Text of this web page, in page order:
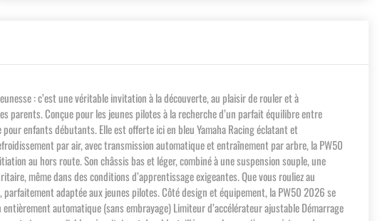
: c’est une véritable invitation à la découverte, au plaisir de rouler et à
Conçue pour les jeunes pilotes à la recherche d’un parfait équilibre entre
enfants débutants. Elle est offerte ici en bleu Yamaha Racing éclatant et
par air, avec transmission automatique et entraînement par arbre, la PW50
au hors route. Son châssis bas et léger, combiné à une suspension souple, une
même dans des conditions d’apprentissage exigeantes. Que vous rouliez au
adaptée aux jeunes pilotes. Côté design et équipement, la PW50 2026 se
automatique (sans embrayage) Limiteur d’accélérateur ajustable Démarrage